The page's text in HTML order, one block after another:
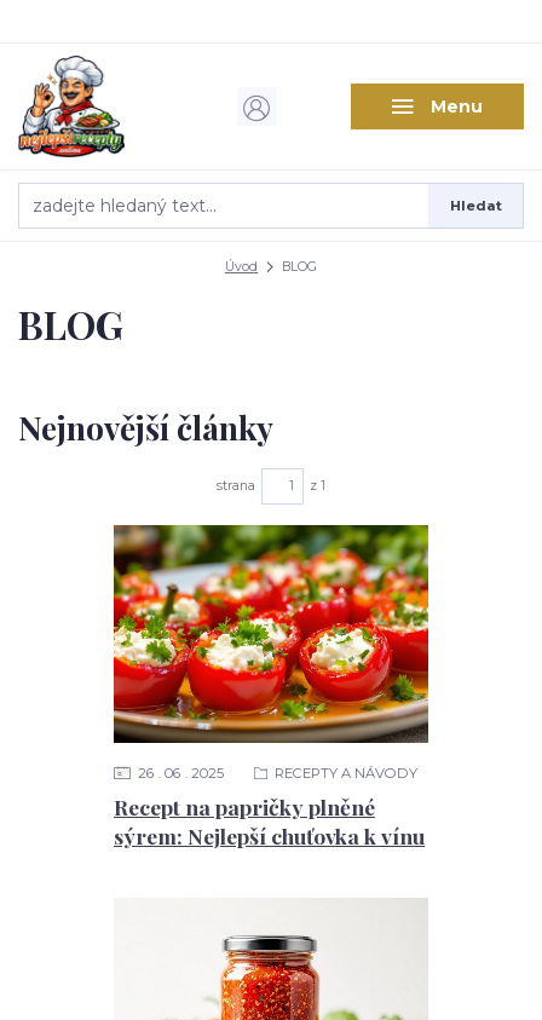
Menu
Hledat
Úvod BLOG
BLOG
Nejnovější články
strana z 1
Recept na papričky plněné
sýrem: Nejlepší chuťovka k vínu
26 06 2025 RECEPTY A NÁVODY